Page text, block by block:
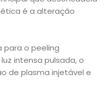
é a alteração
para o peeling
intensa pulsada, o
de plasma injetável e